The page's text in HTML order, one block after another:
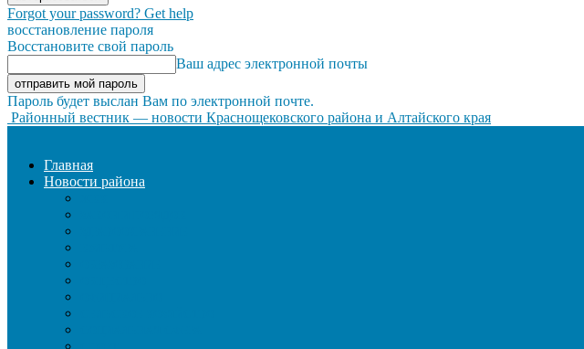
Forgot your password? Get help
восстановление пароля
Восстановите свой пароль
Ваш адрес электронной почты
Пароль будет выслан Вам по электронной почте.
Районный вестник — новости Краснощековского района и Алтайского края
Главная
Новости района